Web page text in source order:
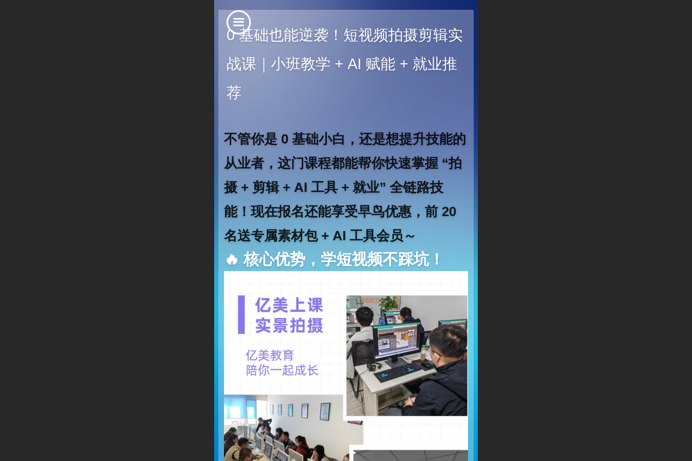
0 基础也能逆袭！短视频拍摄剪辑实
战课｜小班教学 + AI 赋能 + 就业推
荐
不管你是 0 基础小白，还是想提升技能的
从业者，这门课程都能帮你快速掌握 “拍
摄 + 剪辑 + AI 工具 + 就业” 全链路技
能！现在报名还能享受早鸟优惠，前 20
名送专属素材包 + AI 工具会员～
🔥 核心优势，学短视频不踩坑！